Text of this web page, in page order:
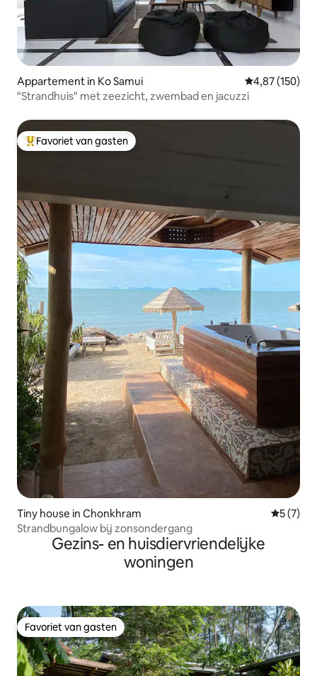
Appartement in Ko Samui Gemiddelde
4,87 (150)
"Strandhuis" met zeezicht, zwembad en jacuzzi
Topfavoriet van gasten
Favoriet van gasten
Tiny house in Chonkhram
5 (7)
Strandbungalow bij zonsondergang
Gezins- en huisdiervriendelijke
woningen
Favoriet van gasten
Favoriet van gasten